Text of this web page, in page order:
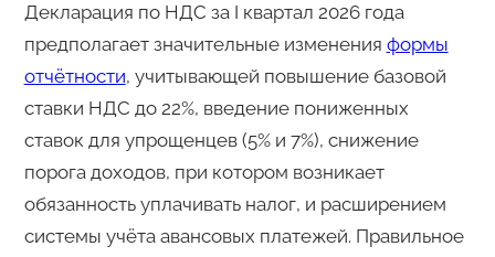
Декларация по НДС за I квартал 2026 года
предполагает значительные изменения формы
отчётности, учитывающей повышение базовой
ставки НДС до 22%, введение пониженных
ставок для упрощенцев (5% и 7%), снижение
порога доходов, при котором возникает
обязанность уплачивать налог, и расширением
системы учёта авансовых платежей. Правильное